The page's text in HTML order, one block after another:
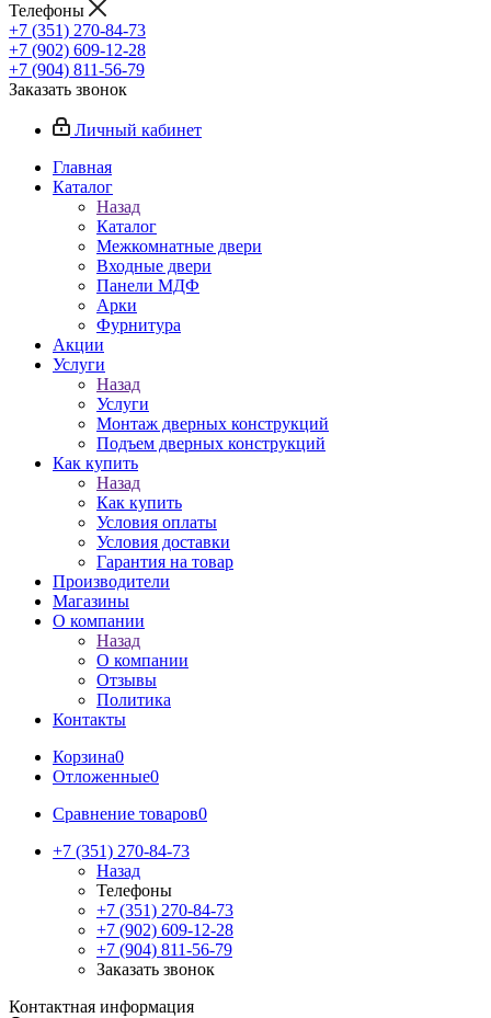
Телефоны
+7 (351) 270-84-73
+7 (902) 609-12-28
+7 (904) 811-56-79
Заказать звонок
Личный кабинет
Главная
Каталог
Назад
Каталог
Межкомнатные двери
Входные двери
Панели МДФ
Арки
Фурнитура
Акции
Услуги
Назад
Услуги
Монтаж дверных конструкций
Подъем дверных конструкций
Как купить
Назад
Как купить
Условия оплаты
Условия доставки
Гарантия на товар
Производители
Магазины
О компании
Назад
О компании
Отзывы
Политика
Контакты
Корзина0
Отложенные0
Сравнение товаров0
+7 (351) 270-84-73
Назад
Телефоны
+7 (351) 270-84-73
+7 (902) 609-12-28
+7 (904) 811-56-79
Заказать звонок
Контактная информация